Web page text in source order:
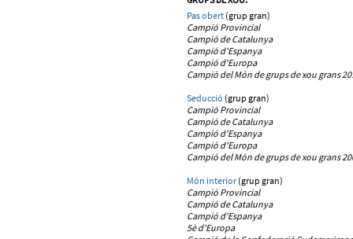
Pas obert(grup gran)
Campió Provincial
Campió de Catalunya
Campió d'Espanya
Campió d'Europa
Campió del Món de grups de xou grans
Seducció (grup gran)
Campió Provincial
Campió de Catalunya
Campió d'Espanya
Campió d'Europa
Campió del Món de grups de xou grans
Món interior(grup gran)
Campió Provincial
Campió de Catalunya
Campió d'Espanya
5è d'Europa